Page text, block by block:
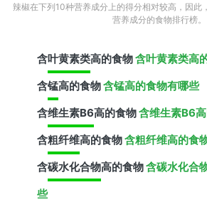
辣椒在下列10种营养成分上的得分相对较高，因此
营养成分的食物排行榜。
含叶黄素类高的食物含叶黄素类高
含锰高的食物含锰高的食物有哪些
含维生素B6高的食物含维生素B6
含粗纤维高的食物含粗纤维高的食
含碳水化合物高的食物含碳水化合
些